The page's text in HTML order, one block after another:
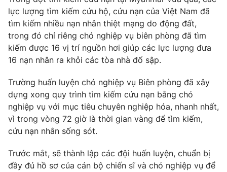
Photo Infographic
Video Shorts video
VTV Sức khoẻ Bất động sản
Thị trường 24h
VTV4 Vươn mình bằng AI
lực lượng tìm kiếm cứu hộ, cứu nạn của Việt Nam đã
tìm kiếm nhiều nạn nhân thiệt mạng do động đất,
trong đó chỉ riêng chó nghiệp vụ biên phòng đã tìm
kiếm được 16 vị trí nguồn hơi giúp các lực lượng đưa
16 nạn nhân ra khỏi các tòa nhà đổ sập.
Trường huấn luyện chó nghiệp vụ Biên phòng đã xây
dựng xong quy trình tìm kiếm cứu nạn bằng chó
nghiệp vụ với mục tiêu chuyên nghiệp hóa, nhanh nhất,
vì trong vòng 72 giờ là thời gian vàng để tìm kiếm,
cứu nạn nhân sống sót.
Trước mắt, sẽ thành lập các đội huấn luyện, chuẩn bị
đầy đủ hồ sơ của cán bộ chiến sĩ và chó nghiệp vụ để